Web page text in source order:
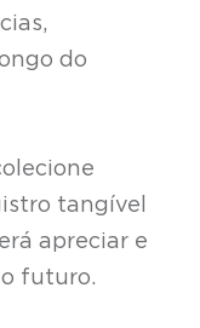
do
tangível
apreciar e
futuro.